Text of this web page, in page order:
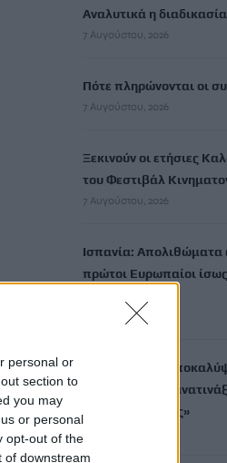
personal or
section to
you may
or personal
opt-out of the
of downstream
Αναλυτικά η διαδικασία
7 Αυγούστου, 2026
Πότε πληρώνονται οι
7 Αυγούστου, 2026
Ξεκινούν οι ετήσιες
του Φεστιβάλ
7 Αυγούστου, 2026
Ισπανία: Απολιθώματα
πρώτοι Ευρωπαίοι
7 Αυγούστου, 2026
Σοκαριστικές
Μουντιάλ: «Θα
τέσσερις βόμβες»